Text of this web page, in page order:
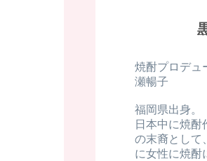
焼酎プロデュ
瀬暢子
福岡県出身。
日本中に焼酎
の末裔として
に女性に焼酎